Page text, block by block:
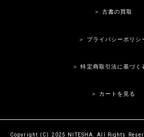
＞ 古書の買取
＞ プライバシーポリシ
＞ 特定商取引法に基づく
＞ カートを見る
Copyright (C) 2025 NITESHA. All Rights